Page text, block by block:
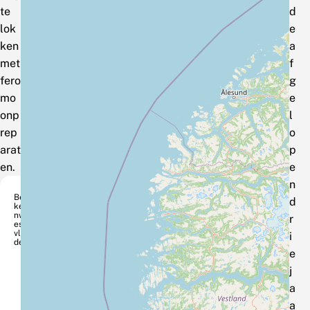
te
lok
ken
met
fero
mo
onp
rep
arat
en.
Ber
ke
nw
esp
vlin
der
d
e
a
f
g
e
l
o
p
e
n
d
r
i
e
j
a
a